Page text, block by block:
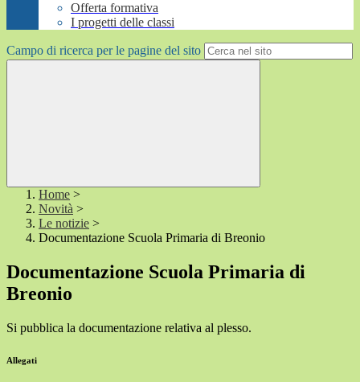
Offerta formativa
I progetti delle classi
Campo di ricerca per le pagine del sito
Home >
Novità >
Le notizie >
Documentazione Scuola Primaria di Breonio
Documentazione Scuola Primaria di
Breonio
Si pubblica la documentazione relativa al plesso.
Allegati